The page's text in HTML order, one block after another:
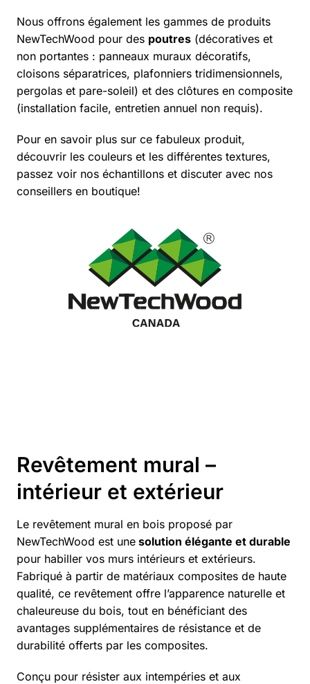
Nous offrons également les gammes de produits
NewTechWood pour des poutres(décoratives et
non portantes : panneaux muraux décoratifs,
cloisons séparatrices, plafonniers tridimensionnels,
pergolas et pare-soleil) et des clôtures en composite
(installation facile, entretien annuel non requis).
Pour en savoir plus sur ce fabuleux produit,
découvrir les couleurs et les différentes textures,
passez voir nos échantillons et discuter avec nos
conseillers en boutique!
Revêtement mural –
intérieur et extérieur
Le revêtement mural en bois proposé par
NewTechWood est unesolution élégante et durable
pour habiller vos murs intérieurs et extérieurs.
Fabriqué à partir de matériaux composites de haute
qualité, ce revêtement offre l’apparence naturelle et
chaleureuse du bois, tout en bénéficiant des
avantages supplémentaires de résistance et de
durabilité offerts par les composites.
Conçu pour résister aux intempéries et aux